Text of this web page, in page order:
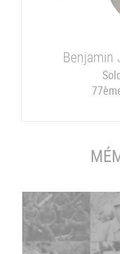
Benjamin